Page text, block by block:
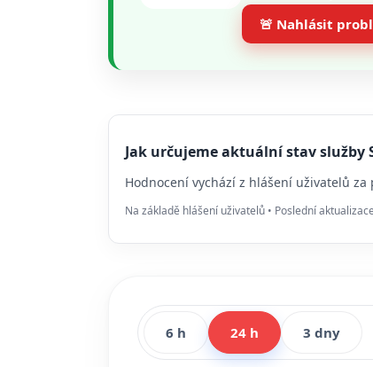
🚨 Nahlásit
Jak určujeme aktuální stav služby
Hodnocení vychází z hlášení uživatelů
Na základě hlášení uživatelů • Poslední
6 h 24 h 3 dny